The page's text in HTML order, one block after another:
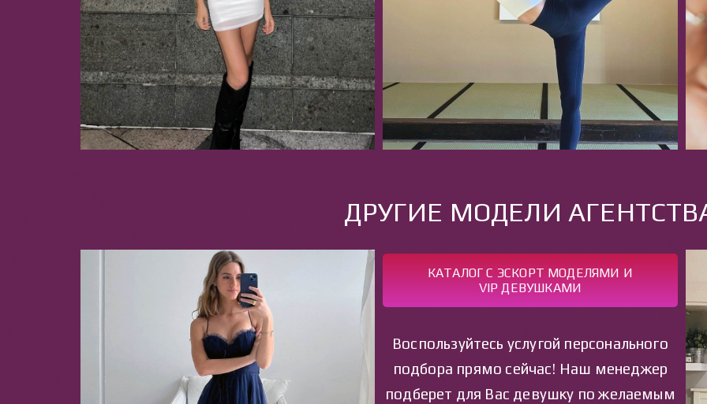
ДРУГИЕ МОДЕЛИ
КАТАЛОГ С ЭСКОРТ МОДЕЛЯМИ И
VIP ДЕВУШКАМИ
Воспользуйтесь услугой персонального
подбора прямо сейчас! Наш менеджер
подберет для Вас девушку по желаемым